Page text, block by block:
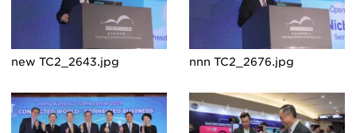
new TC2_2643.jpg nnn TC2_2676.jpg